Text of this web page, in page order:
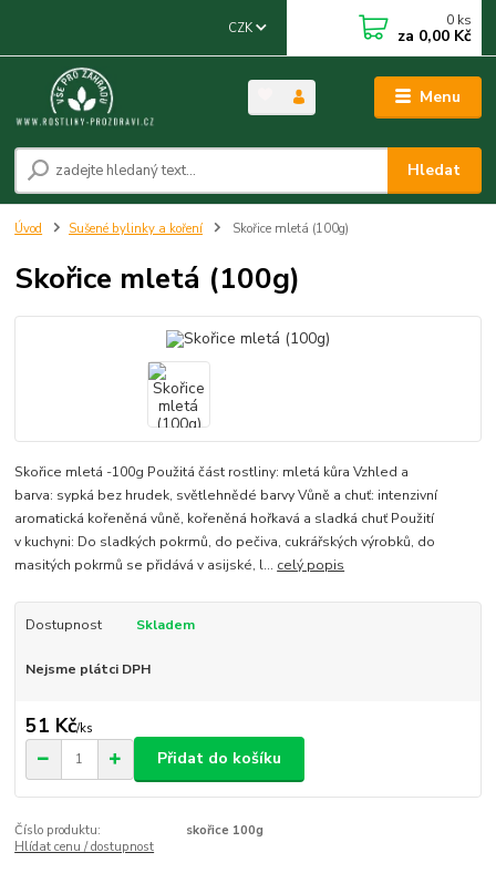
Menu
CZK
Hledat
0 ks
za 0,00 Kč
Úvod Sušené bylinky a koření Skořice mletá (100g)
Skořice mletá (100g)
Skořice mletá -100g Použitá část rostliny: mletá kůra Vzhled a
barva: sypká bez hrudek, světlehnědé barvy Vůně a chuť: intenzivní
aromatická kořeněná vůně, kořeněná hořkavá a sladká chuť Použití
v kuchyni: Do sladkých pokrmů, do pečiva, cukrářských výrobků, do
masitých pokrmů se přidává v asijské, l... celý popis
Dostupnost Skladem
Nejsme plátci DPH
51 Kč/ks
Přidat do košíku
Číslo produktu:
skořice 100g
Hlídat cenu / dostupnost